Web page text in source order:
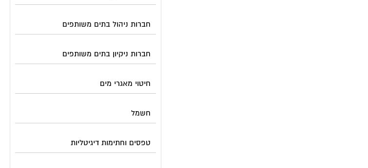
חברות ניהול בתים משותפים
חברות ניקיון בתים משותפים
חיטוי מאגרי מים
חשמל
טפסים וחתימות דיגיטליות